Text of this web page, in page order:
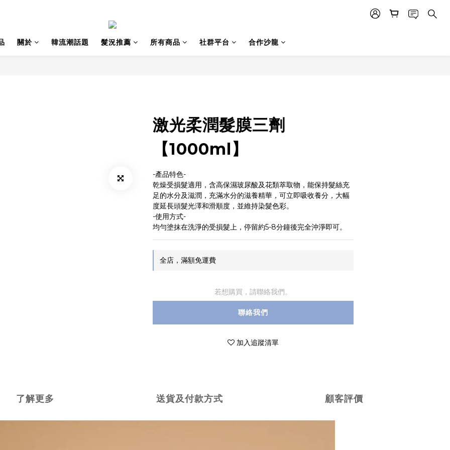
關於 韓流潮話題 髮況推薦 所有商品 社群平台 合作沙龍
激光柔潤髮膜三劑
【1000ml】
-產品特色-
乾燥受損髮適用，含高保濕玻尿酸及花類萃取物，能保持髮絲充
足的水分及滋潤，充滿水分的滋養精華，可立即吸收養分，大幅
度延長頭髮光澤和滑順度，並維持染髮色彩。
-使用方式-
均勻塗抹在洗淨的受損髮上，停留約5-8分鐘後完全沖淨即可。
全店，滿額免運費
若想購買，請聯絡我們。
聯絡我們
加入追蹤清單
了解更多 送貨及付款方式 顧客評價